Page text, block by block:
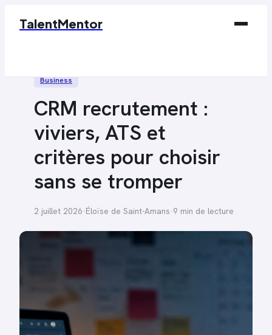
TalentMentor
Business
CRM recrutement :
viviers, ATS et
critères pour choisir
sans se tromper
2 juillet 2026·Éloïse de Saint-Amans·9 min de lecture